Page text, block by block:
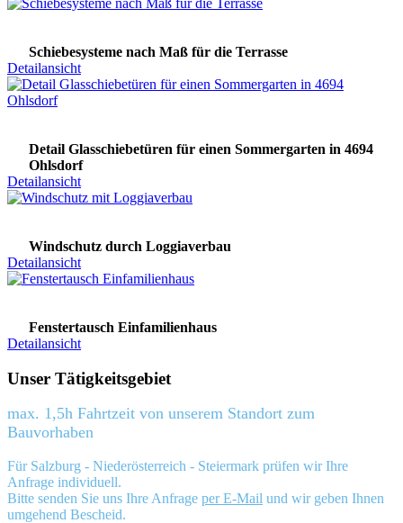
Schiebesysteme nach Maß für die Terrasse
Detailansicht
Detail Glasschiebetüren für einen Sommergarten in 4694
Ohlsdorf
Detailansicht
Windschutz durch Loggiaverbau
Detailansicht
Fenstertausch Einfamilienhaus
Detailansicht
Unser Tätigkeitsgebiet
max. 1,5h Fahrtzeit von unserem Standort zum
Bauvorhaben
Für Salzburg - Niederösterreich - Steiermark prüfen wir Ihre
Anfrage individuell.
Bitte senden Sie uns Ihre Anfrage per E-Mail und wir geben Ihnen
umgehend Bescheid.